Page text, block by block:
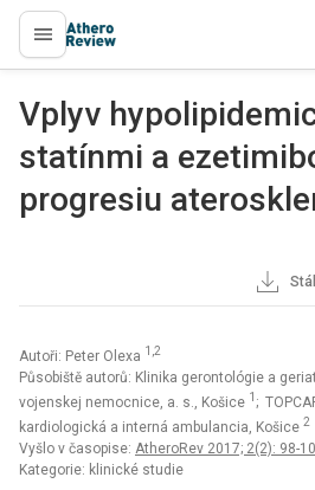
proLékaře.cz
Vplyv
statínmi a
progresiu
Autoři: Peter Olexa 1,2
Působiště autorů: Klinika gerontológie a
vojenskej nemocnice, a. s., Košice 1 ;
kardiologická a interná ambulancia, Košice 2
Vyšlo v časopise: AtheroRev 2017; 2(2): 98-
Kategorie: klinické studie